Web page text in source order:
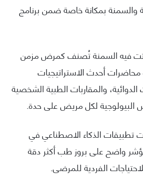
والسمنة بمكانة خاصة ضمن برنامج
فيه السمنة تُصنف كمرض مزمن
أحدث الاستراتيجيات
الدوائية، والمقاربات الطبية الشخصية
البيولوجية لكل مريض على حدة.
تطبيقات الذكاء الاصطناعي في
واضح على بروز طب أكثر دقة
الفردية للمرضى.